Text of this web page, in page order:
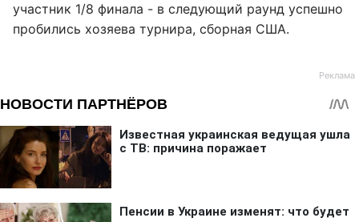
участник 1/8 финала - в следующий раунд успешно
пробились хозяева турнира, сборная США.